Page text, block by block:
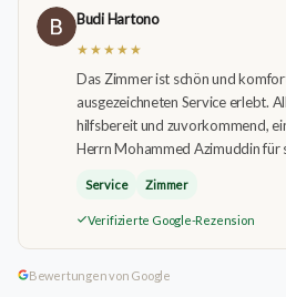
Budi Hartono
★★★★★
Das Zimmer ist schön und
ausgezeichneten Service erlebt.
hilfsbereit und zuvorkommend,
Herrn Mohammed Azimuddin für
Service Zimmer
Verifizierte Google-Rezension
Bewertungen von Google